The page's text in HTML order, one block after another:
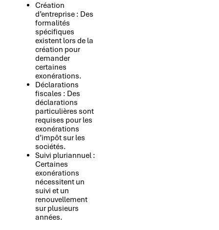
Création
d’entreprise : Des
formalités
spécifiques
existent lors de la
création pour
demander
certaines
exonérations.
Déclarations
fiscales : Des
déclarations
particulières sont
requises pour les
exonérations
d’impôt sur les
sociétés.
Suivi pluriannuel :
Certaines
exonérations
nécessitent un
suivi et un
renouvellement
sur plusieurs
années.